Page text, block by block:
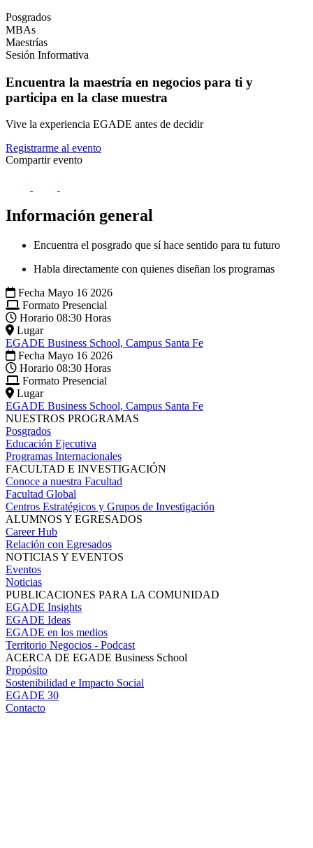
Posgrados
MBAs
Maestrías
Sesión Informativa
Encuentra la maestría en negocios para ti y
participa en la clase muestra
Vive la experiencia EGADE antes de decidir
Registrarme al evento
Compartir evento
Información general
Encuentra el posgrado que sí hace sentido para tu futuro
Habla directamente con quienes diseñan los programas
Fecha Mayo 16 2026
Formato Presencial
Horario 08:30 Horas
Lugar
EGADE Business School, Campus Santa Fe
Fecha Mayo 16 2026
Horario 08:30 Horas
Formato Presencial
Lugar
EGADE Business School, Campus Santa Fe
NUESTROS PROGRAMAS
Posgrados
Educación Ejecutiva
Programas Internacionales
FACULTAD E INVESTIGACIÓN
Conoce a nuestra Facultad
Facultad Global
Centros Estratégicos y Grupos de Investigación
ALUMNOS Y EGRESADOS
Career Hub
Relación con Egresados
NOTICIAS Y EVENTOS
Eventos
Noticias
PUBLICACIONES PARA LA COMUNIDAD
EGADE Insights
EGADE Ideas
EGADE en los medios
Territorio Negocios - Podcast
ACERCA DE EGADE Business School
Propósito
Sostenibilidad e Impacto Social
EGADE 30
Contacto